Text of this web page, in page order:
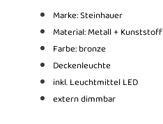
Marke: Steinhauer
Material: Metall + Kunststoff
Farbe: bronze
Deckenleuchte
inkl. Leuchtmittel LED
extern dimmbar